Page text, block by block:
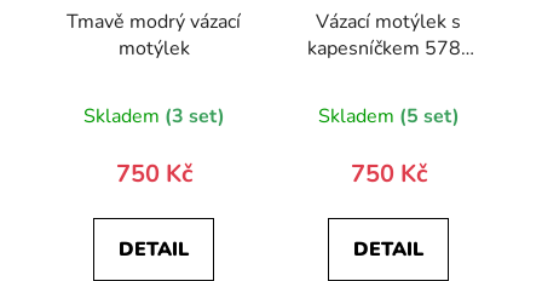
Tmavě modrý vázací
motýlek
Skladem (3 set)
750 Kč
DETAIL
Vázací motýlek s
kapesníčkem 578-
Skladem (5 set)
750 Kč
DETAIL